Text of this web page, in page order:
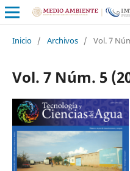
Inicio / Archivos / Vol. 7
Vol. 7 Núm. 5